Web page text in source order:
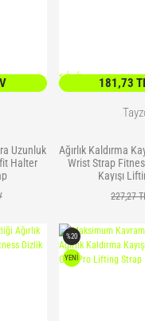
Uzunluk
Halter
</> />
181,73
Ağırlık Kaldırma
Wrist Strap
Kayışı
227,27
%20
YENİ